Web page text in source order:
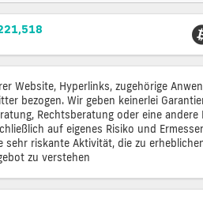
Website, Hyperlinks, zugehörige
bezogen. Wir geben keinerlei
Rechtsberatung oder eine
auf eigenes Risiko und
riskante Aktivität, die zu
zu verstehen